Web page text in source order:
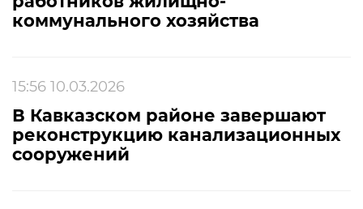
коммунального хозяйства
15:56 10.03.2026
В Кавказском районе завершают
реконструкцию канализационных
сооружений